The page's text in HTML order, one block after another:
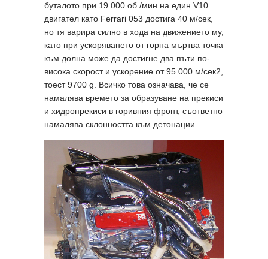
буталото при 19 000 об./мин на един V10
двигател като Ferrari 053 достига 40 м/сек,
но тя варира силно в хода на движението му,
като при ускоряването от горна мъртва точка
към долна може да достигне два пъти по-
висока скорост и ускорение от 95 000 м/сек2,
тоест 9700 g. Всичко това означава, че се
намалява времето за образуване на прекиси
и хидропрекиси в горивния фронт, съответно
намалява склонността към детонации.